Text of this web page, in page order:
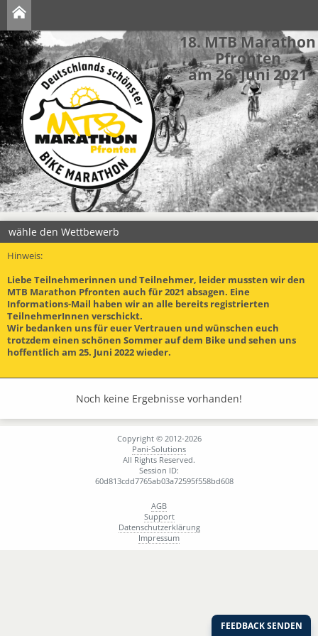
18. MTB Marathon
Pfronten
am 26. Juni 2021
wähle den Wettbewerb
Hinweis:
Liebe Teilnehmerinnen und Teilnehmer, leider mussten wir den
MTB Marathon Pfronten auch für 2021 absagen. Eine
Informations-Mail haben wir an alle bereits registrierten
TeilnehmerInnen verschickt.
Wir bedanken uns für euer Vertrauen und wünschen euch
trotzdem einen schönen Sommer auf dem Bike und sehen uns
hoffentlich am 25. Juni 2022 wieder.
Noch keine Ergebnisse vorhanden!
Copyright © 2012-2026
Pani-Solutions
All Rights Reserved.
Session ID:
60d813cdd7765ab03a72595f558bd608
AGB
Support
Datenschutzerklärung
Impressum